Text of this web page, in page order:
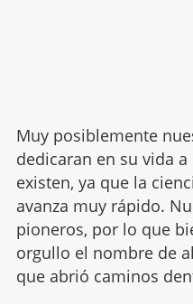
Muy posiblemente
dedicaran en su vida
existen, ya que la
avanza muy rápido.
pioneros, por lo que
orgullo el nombre de
que abrió caminos